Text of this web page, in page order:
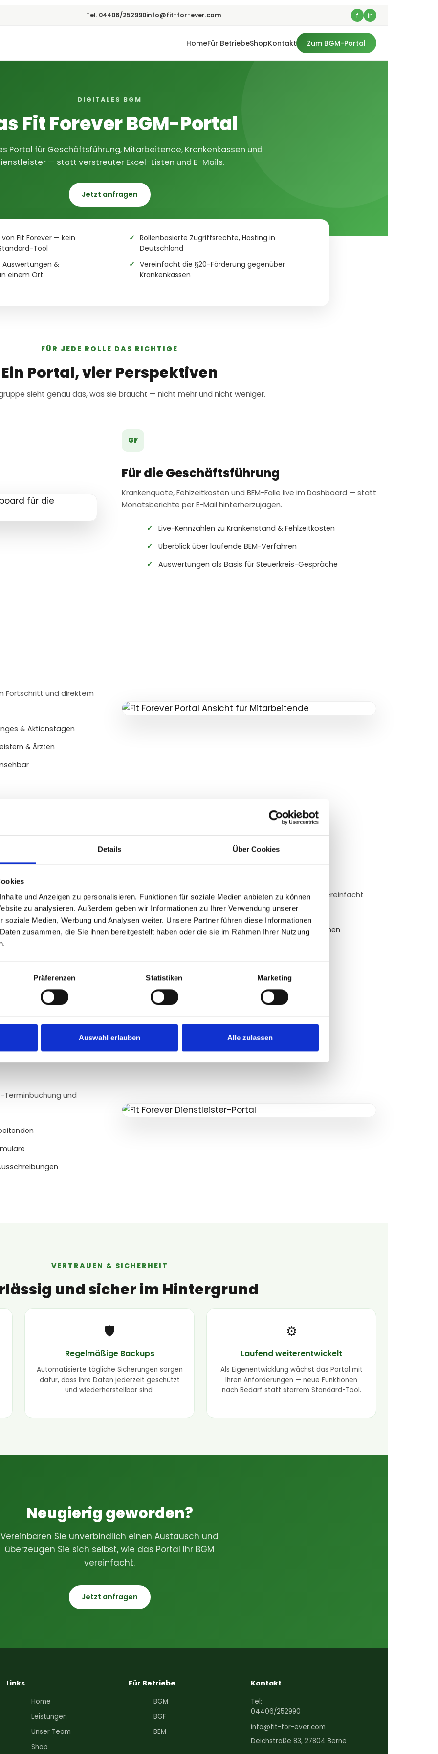
Details Über Cookies
und Anzeigen zu personalisieren, Funktionen für soziale Medien anbieten zu können
zu analysieren. Außerdem geben wir Informationen zu Ihrer Verwendung unserer
soziale Medien, Werbung und Analysen weiter. Unsere Partner führen diese Informationen
zusammen, die Sie ihnen bereitgestellt haben oder die sie im Rahmen Ihrer Nutzung
Präferenzen Statistiken Marketing
Auswahl erlauben Alle zulassen
Tel. 04406/252990info@fit-for-ever.com f in
HomeFür BetriebeShopKontakt Zum BGM-Portal
DIGITALES BGM
Fit Forever BGM-Portal
Portal für Geschäftsführung, Mitarbeitende, Krankenkassen und
— statt verstreuter Excel-Listen und E-Mails.
Jetzt anfragen
Fit Forever — kein
Tool
Rollenbasierte Zugriffsrechte, Hosting in
Deutschland
&
einem Ort
Vereinfacht die §20-Förderung gegenüber
Krankenkassen
FÜR JEDE ROLLE DAS RICHTIGE
Ein Portal, vier Perspektiven
sieht genau das, was sie braucht — nicht mehr und nicht weniger.
GF
Für die Geschäftsführung
Krankenquote, Fehlzeitkosten und BEM-Fälle live im Dashboard — statt
Monatsberichte per E-Mail hinterherzujagen.
Live-Kennzahlen zu Krankenstand & Fehlzeitkosten
Überblick über laufende BEM-Verfahren
Auswertungen als Basis für Steuerkreis-Gespräche
Fortschritt und direktem
& Aktionstagen
& Ärzten
Transparenter Einblick in durchgeführte Maßnahmen — vereinfacht
die Nachweisführung für die §20-Förderung erheblich.
Nachvollziehbare Dokumentation aller Maßnahmen
Terminbuchung und
VERTRAUEN & SICHERHEIT
und sicher im Hintergrund
🛡️
Regelmäßige Backups
Automatisierte tägliche Sicherungen sorgen
dafür, dass Ihre Daten jederzeit geschützt
und wiederherstellbar sind.
⚙️
Laufend weiterentwickelt
Als Eigenentwicklung wächst das Portal mit
Ihren Anforderungen — neue Funktionen
nach Bedarf statt starrem Standard-Tool.
Neugierig geworden?
Vereinbaren Sie unverbindlich einen Austausch und
überzeugen Sie sich selbst, wie das Portal Ihr BGM
vereinfacht.
Jetzt anfragen
Links
Home
Leistungen
Unser Team
Shop
Für Betriebe
BGM
BGF
BEM
Kontakt
Tel:
04406/252990
info@fit-for-ever.com
Deichstraße 83, 27804 Berne